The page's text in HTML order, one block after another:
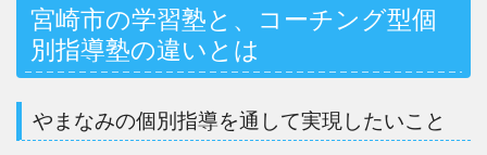
宮崎市の学習塾と、コーチング型個
別指導塾の違いとは
やまなみの個別指導を通して実現したいこと